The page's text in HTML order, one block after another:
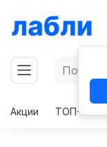
Акции
ТОП-50